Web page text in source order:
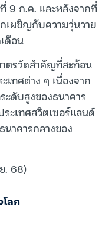
9 ก.ค. และหลังจากที่
เผชิญกับความวุ่นวาย
ดือน
ตรวัดสำคัญที่สะท้อน
เทศต่าง ๆ เนื่องจาก
ะดับสูงของธนาคาร
ะเทศสวิตเซอร์แลนด์
าคารกลางของ
. 68)
ลก